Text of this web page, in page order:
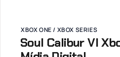
XBOX ONE / XBOX SERIES
Soul Calibur VI